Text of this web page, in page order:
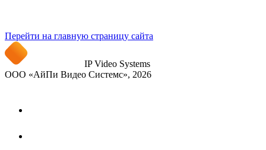
Перейти на главную страницу сайта
IP Video Systems
ООО «АйПи Видео Системс», 2026